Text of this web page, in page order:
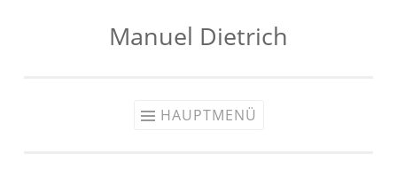
Manuel Dietrich
HAUPTMENÜ